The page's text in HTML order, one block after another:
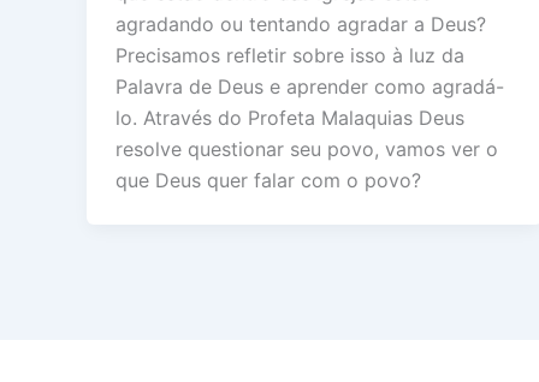
agradando ou tentando agradar a Deus?
Precisamos refletir sobre isso à luz da
Palavra de Deus e aprender como agradá-
lo. Através do Profeta Malaquias Deus
resolve questionar seu povo, vamos ver o
que Deus quer falar com o povo?